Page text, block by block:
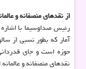
از نقدهای منصفانه و
آمار که بطور نسبی از
حوزه است و جای
نقدهای منصفانه و